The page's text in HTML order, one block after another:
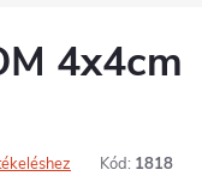
4x4cm
Kód: 1818